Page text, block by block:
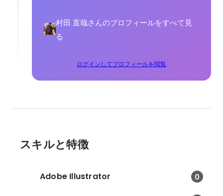
村田 直哉さんのプロフィールをすべて見
る
ログインしてプロフィールを閲覧
スキルと特徴
Adobe Illustrator 0